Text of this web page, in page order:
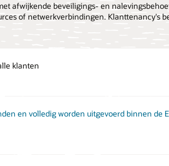
afwijkende beveiligings- en
of netwerkverbindingen. Klanttenancy's
klanten
en volledig worden uitgevoerd binnen de